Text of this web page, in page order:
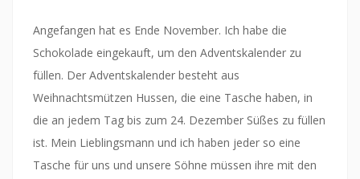
Angefangen hat es Ende November. Ich habe die
Schokolade eingekauft, um den Adventskalender zu
füllen. Der Adventskalender besteht aus
Weihnachtsmützen Hussen, die eine Tasche haben, in
die an jedem Tag bis zum 24. Dezember Süßes zu füllen
ist. Mein Lieblingsmann und ich haben jeder so eine
Tasche für uns und unsere Söhne müssen ihre mit den